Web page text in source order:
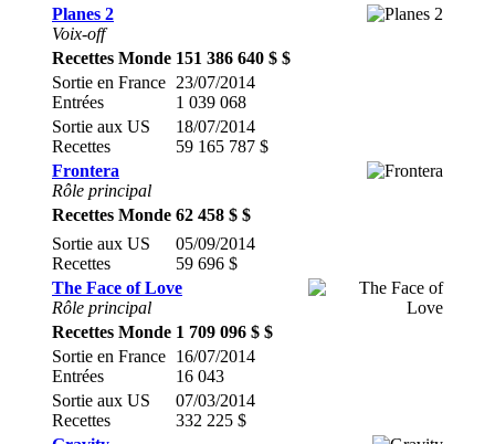
Planes 2
Voix-off
Recettes Monde 151 386 640 $ $
Sortie en France
Entrées
23/07/2014
1 039 068
Sortie aux US
Recettes
18/07/2014
59 165 787 $
Frontera
Rôle principal
Recettes Monde 62 458 $ $
Sortie aux US
Recettes
05/09/2014
59 696 $
The Face of Love
Rôle principal
Recettes Monde 1 709 096 $ $
Sortie en France
Entrées
16/07/2014
16 043
Sortie aux US
Recettes
07/03/2014
332 225 $